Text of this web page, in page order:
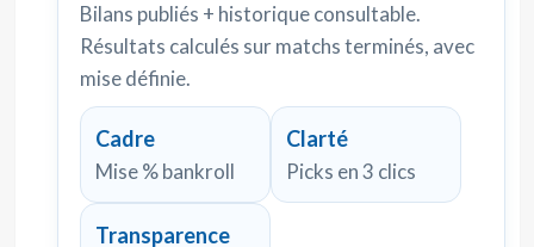
Bilans publiés + historique consultable.
Résultats calculés sur matchs terminés, avec
mise définie.
Cadre
Mise % bankroll
Clarté
Picks en 3 clics
Transparence